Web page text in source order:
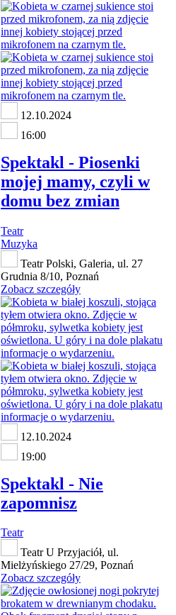
12.10.2024
16:00
Spektakl - Piosenki
mojej mamy, czyli w
domu bez zmian
Teatr
Muzyka
Teatr Polski, Galeria, ul. 27
Grudnia 8/10, Poznań
Zobacz szczegóły
12.10.2024
19:00
Spektakl - Nie
zapomnisz
Teatr
Teatr U Przyjaciół, ul.
Mielżyńskiego 27/29, Poznań
Zobacz szczegóły